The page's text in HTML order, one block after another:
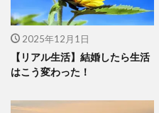
2025年12月1日
【リアル生活】結婚したら生活
はこう変わった！